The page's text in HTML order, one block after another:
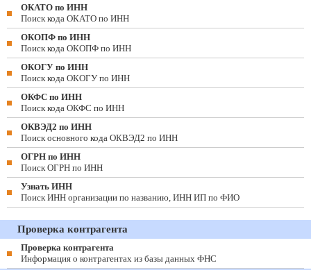
ОКАТО по ИНН
Поиск кода ОКАТО по ИНН
ОКОПФ по ИНН
Поиск кода ОКОПФ по ИНН
ОКОГУ по ИНН
Поиск кода ОКОГУ по ИНН
ОКФС по ИНН
Поиск кода ОКФС по ИНН
ОКВЭД2 по ИНН
Поиск основного кода ОКВЭД2 по ИНН
ОГРН по ИНН
Поиск ОГРН по ИНН
Узнать ИНН
Поиск ИНН организации по названию, ИНН ИП по ФИО
Проверка контрагента
Проверка контрагента
Информация о контрагентах из базы данных ФНС